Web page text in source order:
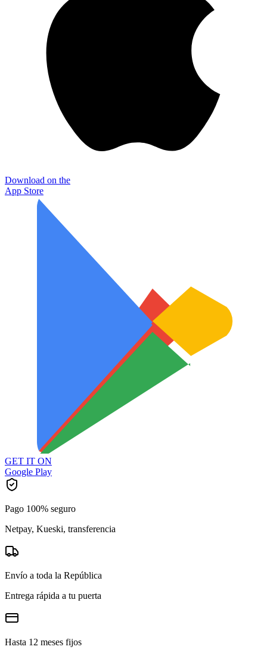
Download on the
App Store
GET IT ON
Google Play
Pago 100% seguro
Netpay, Kueski, transferencia
Envío a toda la República
Entrega rápida a tu puerta
Hasta 12 meses fijos